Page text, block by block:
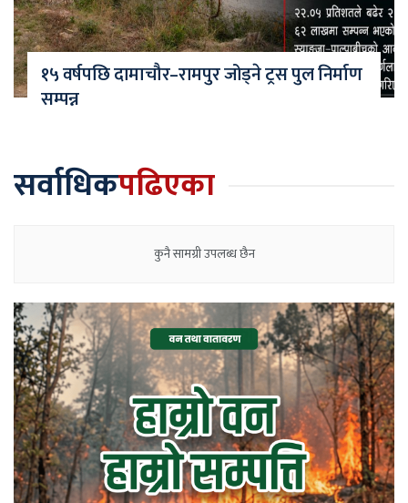
१५ वर्षपछि दामाचौर–रामपुर जोड्ने ट्रस पुल निर्माण
सम्पन्न
सर्वाधिकपढिएका
कुनै सामग्री उपलब्ध छैन